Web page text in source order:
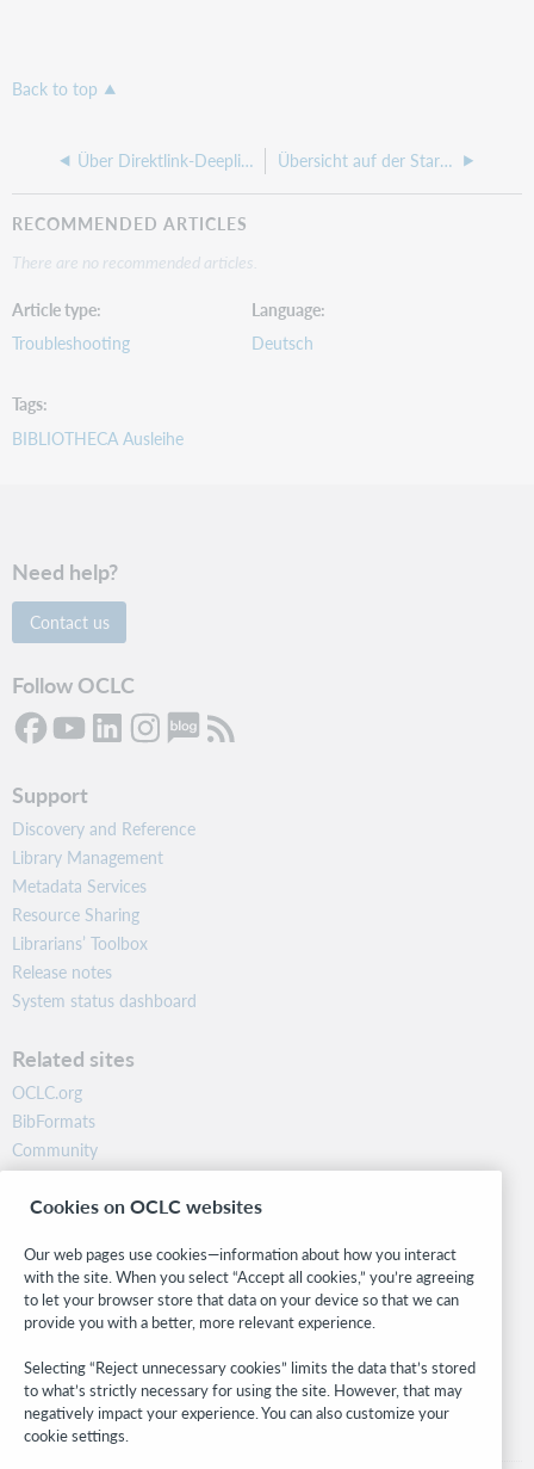
Back to top
Über Direktlink-Deeplink-Permalink auf den Web-OPAC verlinken Übersicht auf der Startseite der Erwerbung-Kostenstellen / -arten / -Lieferanten
RECOMMENDED ARTICLES
There are no recommended articles.
Article type
Troubleshooting
Language
Deutsch
Tags
BIBLIOTHECA Ausleihe
Need help?
Contact us
Follow OCLC
Support
Discovery and Reference
Library Management
Metadata Services
Resource Sharing
Librarians’ Toolbox
Release notes
System status dashboard
Related sites
OCLC.org
BibFormats
Community
Research
WebJunction
Stay in the know.
Get the latest product updates, research, events, and much more—
right to your inbox.
Subscribe now
Cookies on OCLC websites
Our web pages use cookies—information about how you interact
with the site. When you select “Accept all cookies,” you’re agreeing
to let your browser store that data on your device so that we can
provide you with a better, more relevant experience.
Selecting “Reject unnecessary cookies” limits the data that’s stored
to what’s strictly necessary for using the site. However, that may
negatively impact your experience. You can also customize your
cookie settings.